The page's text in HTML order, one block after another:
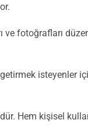
fotoğrafları
isteyenler
Hem kişisel